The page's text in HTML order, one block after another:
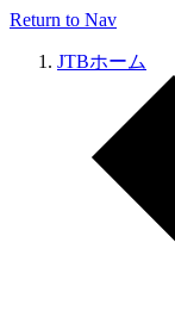
Return to Nav
JTBホーム